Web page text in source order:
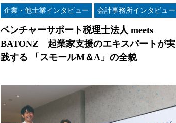
企業・他士業インタビュー
会計事務所インタビュー
ベンチャーサポート税理士法人 meets
BATONZ 起業家支援のエキスパートが実
践する 「スモールM＆A」の全貌